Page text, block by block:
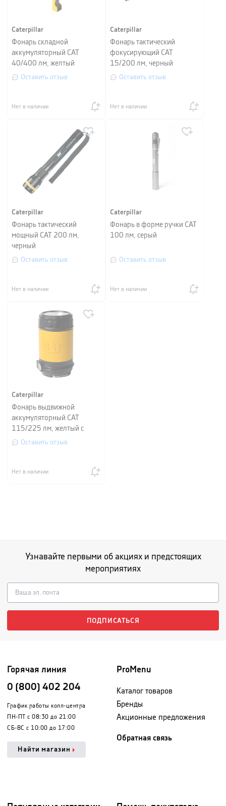
Caterpillar
Фонарь складной
аккумуляторный CAT
40/400 лм, желтый
Оставить отзыв
Нет в наличии
Caterpillar
Фонарь тактический
фокусирующий CAT
15/200 лм, черный
Оставить отзыв
Нет в наличии
Caterpillar
Фонарь тактический
мощный CAT 200 лм,
черный
Оставить отзыв
Нет в наличии
Caterpillar
Фонарь в форме ручки CAT
100 лм, серый
Оставить отзыв
Нет в наличии
Caterpillar
Фонарь выдвижной
аккумуляторный CAT
115/225 лм, желтый с
черным
Оставить отзыв
Нет в наличии
Узнавайте первыми об акциях и предстоящих
мероприятиях
ПОДПИСАТЬСЯ
Горячая линия
0 (800) 402 204
График работы колл-центра
ПН-ПТ с 08:30 до 21:00
СБ-ВС с 10:00 до 17:00
Найти магазин
ProMenu
Каталог товаров
Бренды
Акционные предложения
Обратная связь